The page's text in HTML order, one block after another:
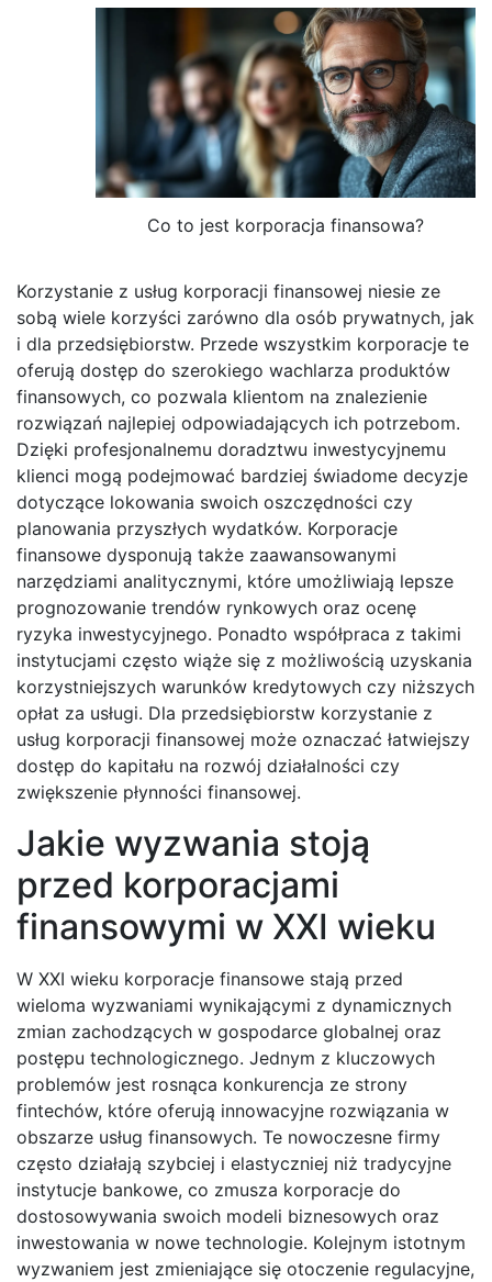
Co to jest korporacja finansowa?
Korzystanie z usług korporacji finansowej niesie ze
sobą wiele korzyści zarówno dla osób prywatnych, jak
i dla przedsiębiorstw. Przede wszystkim korporacje te
oferują dostęp do szerokiego wachlarza produktów
finansowych, co pozwala klientom na znalezienie
rozwiązań najlepiej odpowiadających ich potrzebom.
Dzięki profesjonalnemu doradztwu inwestycyjnemu
klienci mogą podejmować bardziej świadome decyzje
dotyczące lokowania swoich oszczędności czy
planowania przyszłych wydatków. Korporacje
finansowe dysponują także zaawansowanymi
narzędziami analitycznymi, które umożliwiają lepsze
prognozowanie trendów rynkowych oraz ocenę
ryzyka inwestycyjnego. Ponadto współpraca z takimi
instytucjami często wiąże się z możliwością uzyskania
korzystniejszych warunków kredytowych czy niższych
opłat za usługi. Dla przedsiębiorstw korzystanie z
usług korporacji finansowej może oznaczać łatwiejszy
dostęp do kapitału na rozwój działalności czy
zwiększenie płynności finansowej.
Jakie wyzwania stoją
przed korporacjami
finansowymi w XXI wieku
W XXI wieku korporacje finansowe stają przed
wieloma wyzwaniami wynikającymi z dynamicznych
zmian zachodzących w gospodarce globalnej oraz
postępu technologicznego. Jednym z kluczowych
problemów jest rosnąca konkurencja ze strony
fintechów, które oferują innowacyjne rozwiązania w
obszarze usług finansowych. Te nowoczesne firmy
często działają szybciej i elastyczniej niż tradycyjne
instytucje bankowe, co zmusza korporacje do
dostosowywania swoich modeli biznesowych oraz
inwestowania w nowe technologie. Kolejnym istotnym
wyzwaniem jest zmieniające się otoczenie regulacyjne,